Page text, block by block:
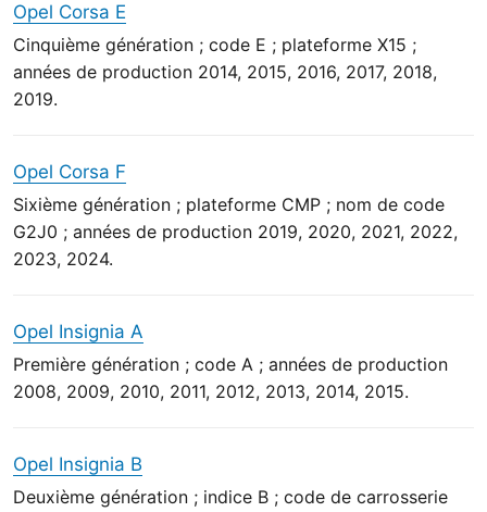
Opel Corsa E
Cinquième génération ; code E ; plateforme X15 ;
années de production 2014, 2015, 2016, 2017, 2018,
2019.
Opel Corsa F
Sixième génération ; plateforme CMP ; nom de code
G2J0 ; années de production 2019, 2020, 2021, 2022,
2023, 2024.
Opel Insignia A
Première génération ; code A ; années de production
2008, 2009, 2010, 2011, 2012, 2013, 2014, 2015.
Opel Insignia B
Deuxième génération ; indice B ; code de carrosserie